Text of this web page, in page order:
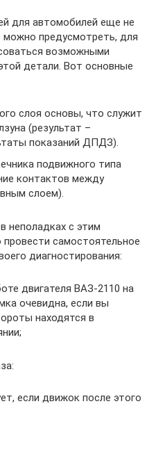
для автомобилей еще не
предусмотреть, для
возможными
детали. Вот основные
слоя основы, что служит
(результат –
показаний ДПДЗ).
подвижного типа
контактов между
слоем).
неполадках с этим
самостоятельное
диагностирования:
двигателя ВАЗ-2110 на
очевидна, если вы
находятся в
если движок после этого